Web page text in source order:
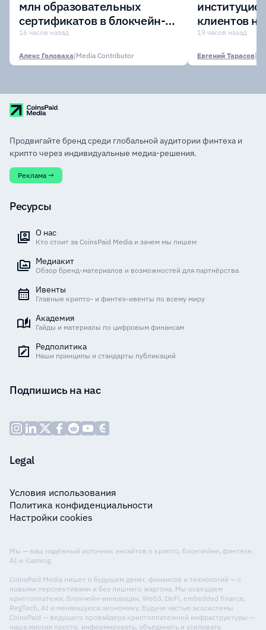
млн образовательных
сертификатов в блокчейн-
сеть Avalanche
16 часов назад
Алекс Головаха|Media Contributor
клиентов
Digital Asset
19 часов назад
Евгений Тарасов|
Продвигайте бренд среди глобальной аудитории финтеха и
крипто через индивидуальные медиа-решения.
Реклама →
Ресурсы
О нас
Кто стоит за CoinsPaid Media и зачем мы пишем
Медиакит
Обзор бренд-материалов и возможностей для партнёрства
Ивенты
Главные крипто- и финтех-ивенты по всему миру
Академия
Гайды и материалы по цифровым финансам
Редполитика
Наши принципы и стандарты публикаций
Подпишись на нас
Legal
Условия использования
Политика конфиденциальности
Настройки cookies
Мы — ваш надёжный источник инсайтов о крипто, блокчейне, финтехе,
AI и iGaming.
CoinsPaid Media пишет о будущем денег, финансов и технологий — с
новыми перспективами и без лишнего жаргона. Мы освещаем
криптоплатежи, блокчейн-инновации, Web3, DeFi, embedded finance,
RegTech, AI и меняющуюся экономику. Будучи частью экосистемы
CoinsPaid — ведущего провайдера криптоплатежной инфраструктуры —
наша миссия проста: информировать, объединять и усиливать